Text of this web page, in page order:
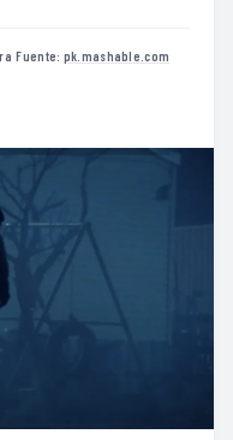
·Fuente: pk.mashable.com